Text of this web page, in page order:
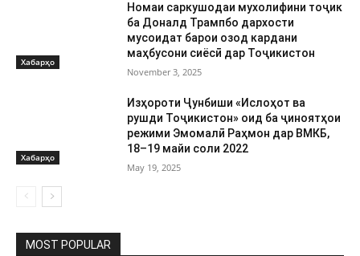
Хабарҳо
Номаи саркушодаи мухолифини тоҷик
ба Доналд Трампбо дархости
мусоидат барои озод кардани
маҳбусони сиёсӣ дар Тоҷикистон
November 3, 2025
Хабарҳо
Изҳороти Ҷунбиши «Ислоҳот ва
рушди Тоҷикистон» оид ба ҷиноятҳои
режими Эмомалӣ Раҳмон дар ВМКБ,
18–19 майи соли 2022
May 19, 2025
MOST POPULAR